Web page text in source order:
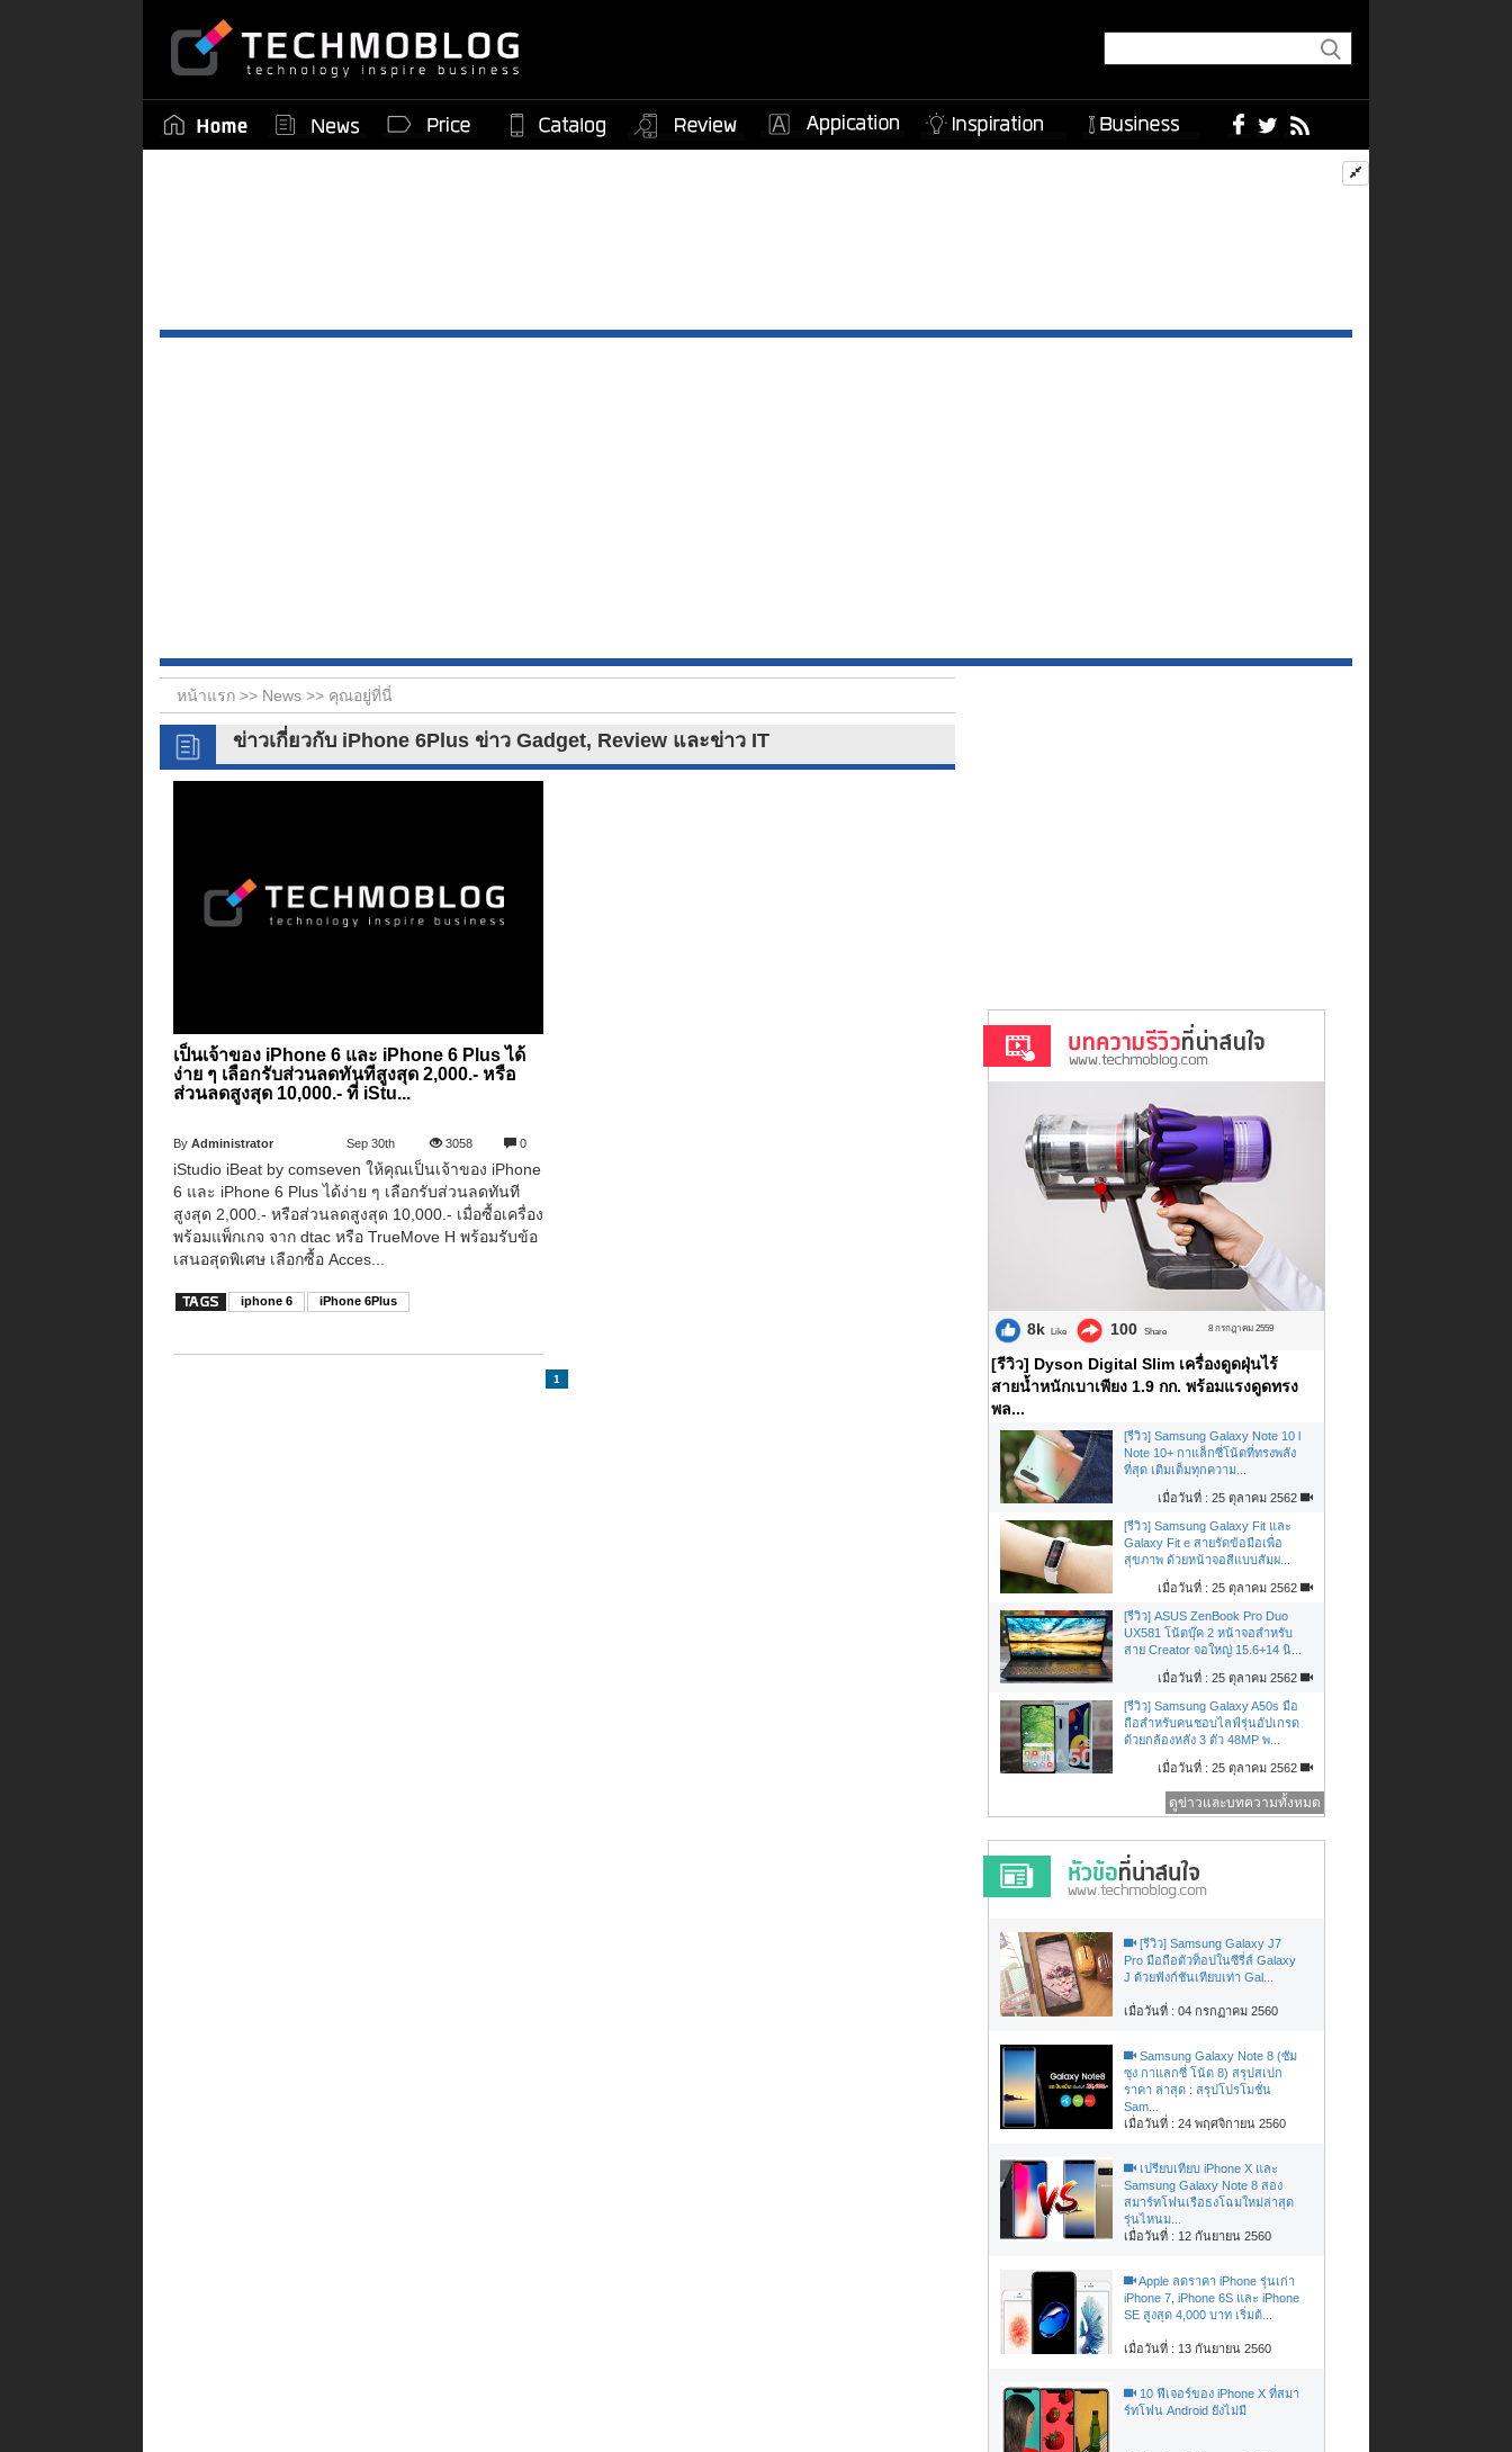
หน้าแรก >> News >> คุณอยู่ที่นี่
ข่าวเกี่ยวกับ iPhone 6Plus ข่าว Gadget, Review และข่าว IT
เป็นเจ้าของ iPhone 6 และ iPhone 6 Plus ได้
ง่าย ๆ เลือกรับส่วนลดทันทีสูงสุด 2,000.- หรือ
ส่วนลดสูงสุด 10,000.- ที่ iStu...
ByAdministrator Sep 30th 3058 0
iStudio iBeat by comseven ให้คุณเป็นเจ้าของ iPhone
6 และ iPhone 6 Plus ได้ง่าย ๆ เลือกรับส่วนลดทันที
สูงสุด 2,000.- หรือส่วนลดสูงสุด 10,000.- เมื่อซื้อเครื่อง
พร้อมแพ็กเกจ จาก dtac หรือ TrueMove H พร้อมรับข้อ
เสนอสุดพิเศษ เลือกซื้อ Acces...
iphone 6 iPhone 6Plus
1
8k Like 100 Share 8 กรกฎาคม 2559
[รีวิว] Dyson Digital Slim เครื่องดูดฝุ่นไร้
สายน้ำหนักเบาเพียง 1.9 กก. พร้อมแรงดูดทรง
พล...
[รีวิว] Samsung Galaxy Note 10 l
Note 10+ กาแล็กซี่โน้ตที่ทรงพลัง
ที่สุด เติมเต็มทุกความ...
เมื่อวันที่ : 25 ตุลาคม 2562
[รีวิว] Samsung Galaxy Fit และ
Galaxy Fit e สายรัดข้อมือเพื่อ
สุขภาพ ด้วยหน้าจอสีแบบสัมผ...
เมื่อวันที่ : 25 ตุลาคม 2562
[รีวิว] ASUS ZenBook Pro Duo
UX581 โน้ตบุ๊ค 2 หน้าจอสำหรับ
สาย Creator จอใหญ่ 15.6+14 นิ...
เมื่อวันที่ : 25 ตุลาคม 2562
[รีวิว] Samsung Galaxy A50s มือ
ถือสำหรับคนชอบไลฟ์รุ่นอัปเกรด
ด้วยกล้องหลัง 3 ตัว 48MP พ...
เมื่อวันที่ : 25 ตุลาคม 2562
ดูข่าวและบทความทั้งหมด
[รีวิว] Samsung Galaxy J7
Pro มือถือตัวท็อปในซีรี่ส์ Galaxy
J ด้วยฟังก์ชันเทียบเท่า Gal...
เมื่อวันที่ : 04 กรกฏาคม 2560
Samsung Galaxy Note 8 (ซัม
ซุง กาแลกซี่ โน้ต 8) สรุปสเปก
ราคา ล่าสุด : สรุปโปรโมชั่น
Sam...
เมื่อวันที่ : 24 พฤศจิกายน 2560
เปรียบเทียบ iPhone X และ
Samsung Galaxy Note 8 สอง
สมาร์ทโฟนเรือธงโฉมใหม่ล่าสุด
รุ่นไหนม...
เมื่อวันที่ : 12 กันยายน 2560
Apple ลดราคา iPhone รุ่นเก่า
iPhone 7, iPhone 6S และ iPhone
SE สูงสุด 4,000 บาท เริ่มต้...
เมื่อวันที่ : 13 กันยายน 2560
10 ฟีเจอร์ของ iPhone X ที่สมา
ร์ทโฟน Android ยังไม่มี